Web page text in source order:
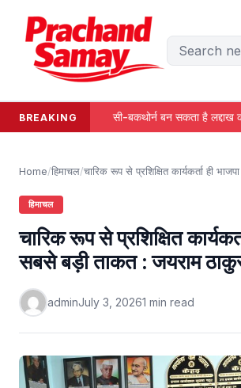
content
Search
for:
BREAKINGसी-बकथोर्न बन सकता है लद्दाख की
Home/हिमाचल/चारिक रूप से प्रशिक्षित कार्यकर्ता ही
हिमाचल
चारिक रूप से प्रशिक्षित
सबसे बड़ी ताकत : जयराम
adminJuly 3, 20261 min read